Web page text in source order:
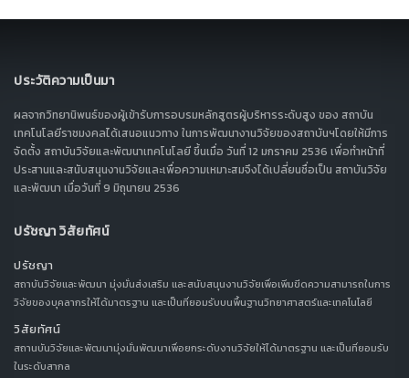
ประวัติความเป็นมา
ผลจากวิทยานิพนธ์ของผู้เข้ารับการอบรมหลักสูตรผู้บริหารระดับสูง ของ สถาบัน
เทคโนโลยีราชมงคลได้เสนอแนวทาง ในการพัฒนางานวิจัยของสถาบันฯโดยให้มีการ
จัดตั้ง สถาบันวิจัยและพัฒนาเทคโนโลยี ขึ้นเมื่อ วันที่ 12 มกราคม 2536 เพื่อทำหน้าที่
ประสานและสนับสนุนงานวิจัยและเพื่อความเหมาะสมจึงได้เปลี่ยนชื่อเป็น สถาบันวิจัย
และพัฒนา เมื่อวันที่ 9 มิถุนายน 2536
ปรัชญา วิสัยทัศน์
ปรัชญา
สถาบันวิจัยและพัฒนา มุ่งมั่นส่งเสริม และสนับสนุนงานวิจัยเพื่อเพิ่มขีดความสามารถในการ
วิจัยของบุคลากรให้ได้มาตรฐาน และเป็นที่ยอมรับบนพื้นฐานวิทยาศาสตร์และเทคโนโลยี
วิสัยทัศน์
สถานบันวิจัยและพัฒนามุ่งมั่นพัฒนาเพื่อยกระดับงานวิจัยให้ได้มาตรฐาน และเป็นที่ยอมรับ
ในระดับสากล